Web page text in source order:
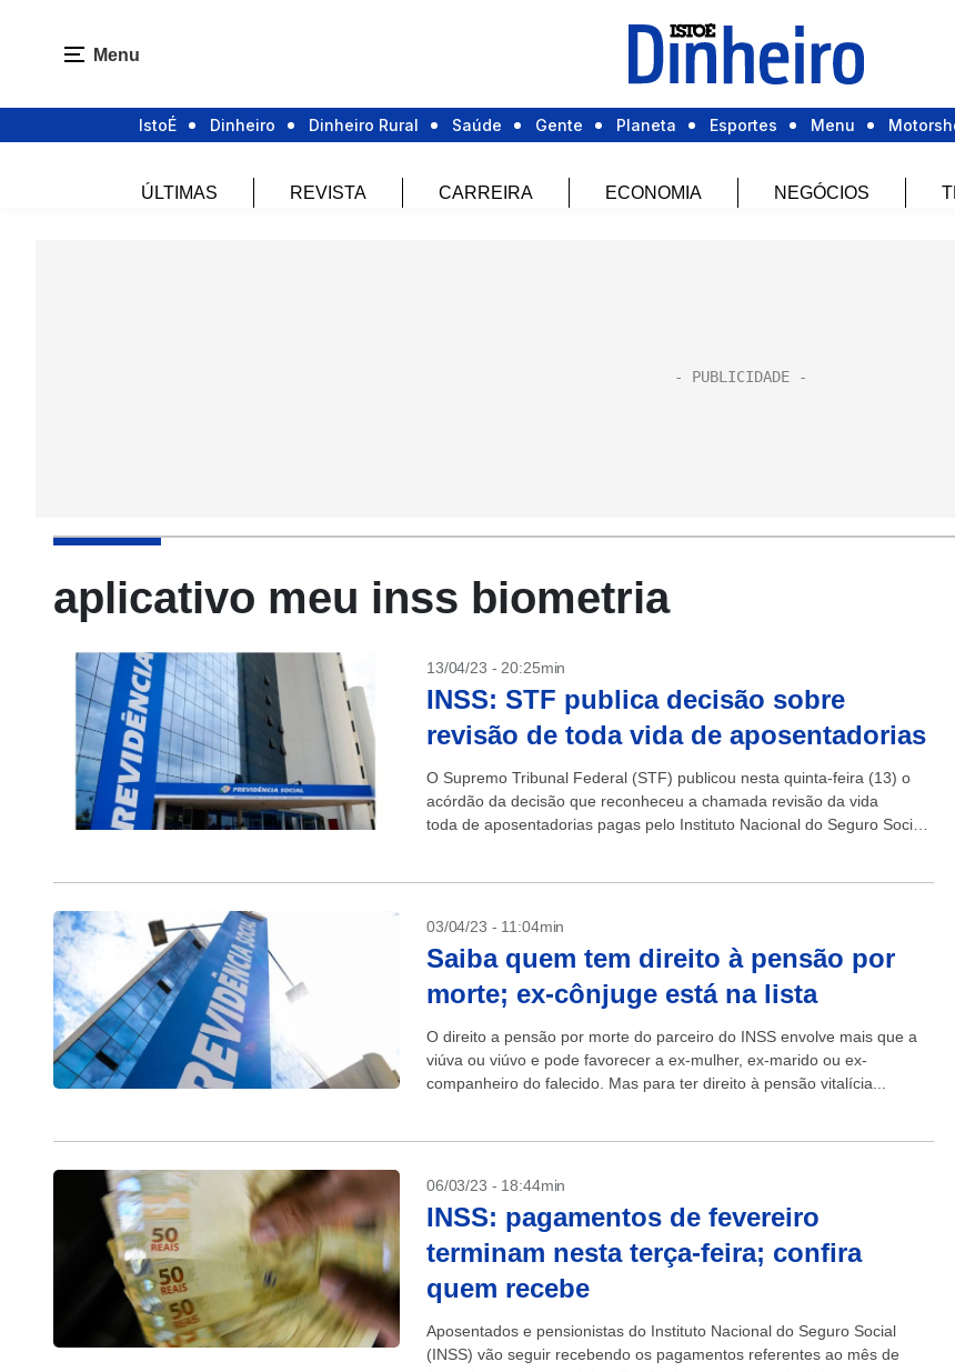
Menu
IstoÉ Dinheiro Dinheiro Rural Saúde Gente Planeta Esportes Menu
ÚLTIMAS REVISTA CARREIRA ECONOMIA NEGÓCIOS
aplicativo meu inss biometria
13/04/23 - 20:25min
INSS: STF publica decisão sobre
revisão de toda vida de aposentadorias
O Supremo Tribunal Federal (STF) publicou nesta quinta-feira (13) o
acórdão da decisão que reconheceu a chamada revisão da vida
toda de aposentadorias pagas pelo Instituto Nacional do Seguro Social
03/04/23 - 11:04min
Saiba quem tem direito à pensão por
morte; ex-cônjuge está na lista
O direito a pensão por morte do parceiro do INSS envolve mais que a
viúva ou viúvo e pode favorecer a ex-mulher, ex-marido ou ex-
companheiro do falecido. Mas para ter direito à pensão vitalícia...
06/03/23 - 18:44min
INSS: pagamentos de fevereiro
terminam nesta terça-feira; confira
quem recebe
Aposentados e pensionistas do Instituto Nacional do Seguro Social
(INSS) vão seguir recebendo os pagamentos referentes ao mês de